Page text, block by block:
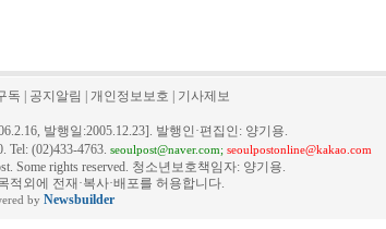
독 공지알림 개인정보보호 기사제보
발행일:2005.12.23]. 발행인·편집인: 양기용.
Tel: (02)433-4763. seoulpost@naver.com; seoulpostonline@kakao.com
Some rights reserved. 청소년보호책임자: 양기용.
적외에 전재·복사·배포를 허용합니다.
by Newsbuilder